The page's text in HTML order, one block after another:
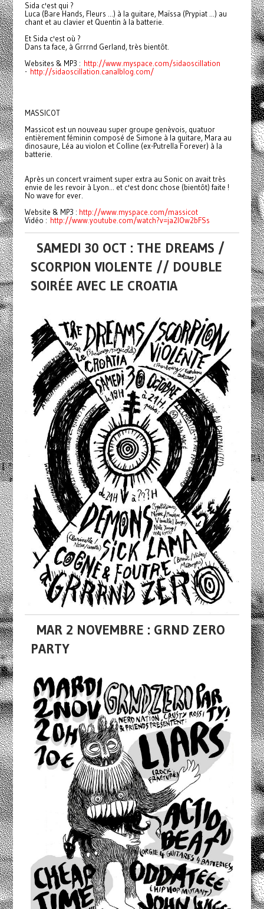
Sida c'est qui ?
Luca (Bare Hands, Fleurs ...) à la guitare, Maïssa (Prypiat ...) au
chant et au clavier et Quentin à la batterie.
Et Sida c'est où ?
Dans ta face, à Grrrnd Gerland, très bientôt.
Websites & MP3 : http://www.myspace.com/sidaoscillation
- http://sidaoscillation.canalblog.com/
MASSICOT
Massicot est un nouveau super groupe genèvois, quatuor
entièrement féminin composé de Simone à la guitare, Mara au
dinosaure, Léa au violon et Colline (ex-Putrella Forever) à la
batterie.
Après un concert vraiment super extra au Sonic on avait très
envie de les revoir à Lyon... et c'est donc chose (bientôt) faite !
No wave for ever.
Website & MP3 : http://www.myspace.com/massicot
Vidéo : http://www.youtube.com/watch?v=ja2IOw2bFSs
SAMEDI 30 OCT : THE DREAMS /
SCORPION VIOLENTE // DOUBLE
SOIRÉE AVEC LE CROATIA
MAR 2 NOVEMBRE : GRND ZERO
PARTY